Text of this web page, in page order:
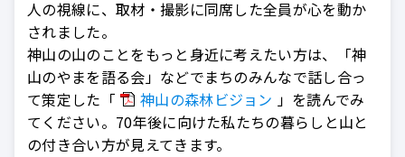
人の視線に、取材・撮影に同席した全員が心を動か
されました。
神山の山のことをもっと身近に考えたい方は、「神
山のやまを語る会」などでまちのみんなで話し合っ
て策定した「
神山の森林ビジョン 」を読んでみ
てください。70年後に向けた私たちの暮らしと山と
の付き合い方が見えてきます。